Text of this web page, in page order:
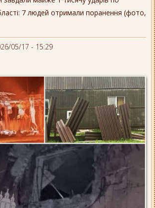
7 людей отримали поранення (фото,
05/17 - 15:29